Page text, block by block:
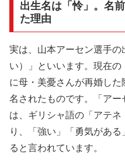
出生名は「怜」。名
た理由
実は、山本アーセン選手
い）」といいます。現在
に母・美憂さんが再婚し
名されたものです。「ア
は、ギリシャ語の「アテ
り、「強い」「勇気があ
ると言われています。